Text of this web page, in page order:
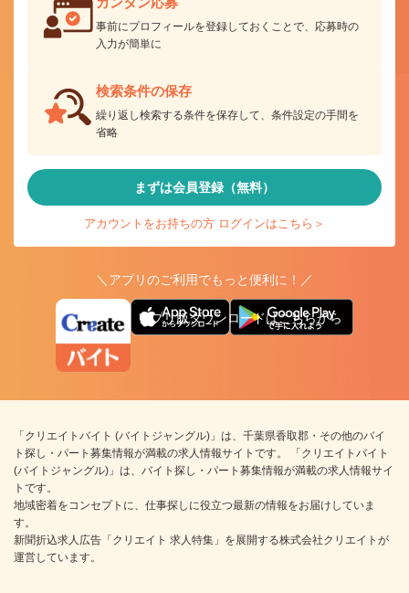
事前にプロフィールを登録しておくことで、応募時の
入力が簡単に
検索条件の保存
繰り返し検索する条件を保存して、条件設定の手間を
省略
まずは会員登録（無料）
アカウントをお持ちの方 ログインはこちら＞
＼アプリのご利用でもっと便利に！／
アプリ版ダウンロードはこちらから
「クリエイトバイト (バイトジャングル)」は、千葉県香取郡・その他のバイ
ト探し・パート募集情報が満載の求人情報サイトです。 「クリエイトバイト
(バイトジャングル)」は、バイト探し・パート募集情報が満載の求人情報サイ
トです。
地域密着をコンセプトに、仕事探しに役立つ最新の情報をお届けしていま
す。
新聞折込求人広告「クリエイト 求人特集」を展開する株式会社クリエイトが
運営しています。